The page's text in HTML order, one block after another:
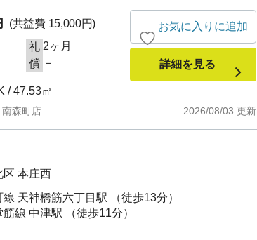
(共益費 15,000円)
礼 2ヶ月
償 －
/ 47.53㎡
2026/08/03 更新
森町店
お気に入りに追加
詳細を見る
区 本庄西
天神橋筋六丁目駅 （徒歩13分）
線 中津駅 （徒歩11分）